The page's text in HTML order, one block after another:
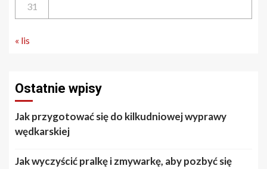
31
« lis
Ostatnie wpisy
Jak przygotować się do kilkudniowej wyprawy
wędkarskiej
Jak wyczyścić pralkę i zmywarkę, aby pozbyć się